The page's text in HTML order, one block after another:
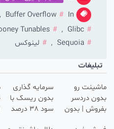
In
Buffer Overflow
,
Glibc
,
Looney Tunables
,
Sequoia
, لینوکس
رو
دردسر
| بدون
سرمایه گذاری
بدون ریسک با
سود 38 درصد